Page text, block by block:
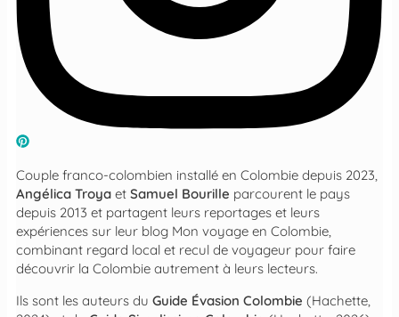
Couple franco-colombien installé en Colombie depuis 2023,
Angélica Troya et Samuel Bourille parcourent le pays
depuis 2013 et partagent leurs reportages et leurs
expériences sur leur blog Mon voyage en Colombie,
combinant regard local et recul de voyageur pour faire
découvrir la Colombie autrement à leurs lecteurs.
Ils sont les auteurs du Guide Évasion Colombie (Hachette,